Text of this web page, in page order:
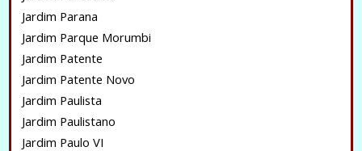
Jardim Parana
Jardim Parque Morumbi
Jardim Patente
Jardim Patente Novo
Jardim Paulista
Jardim Paulistano
Jardim Paulo VI